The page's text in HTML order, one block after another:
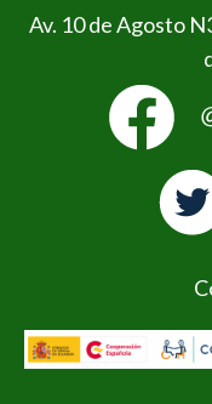
Av. 10 de Agosto